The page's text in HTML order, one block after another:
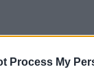
Process My